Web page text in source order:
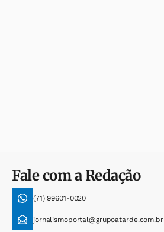
Fale com a Redação
(71) 99601-0020
jornalismoportal@grupoatarde.com.br